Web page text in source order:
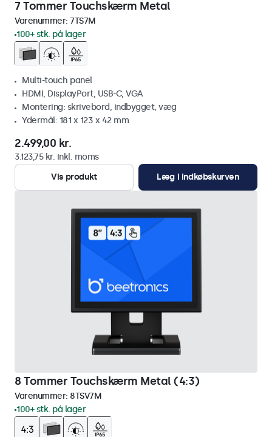
7 Tommer Touchskærm Metal
Varenummer: 7TS7M
100+ stk. på lager
Multi-touch panel
HDMI, DisplayPort, USB-C, VGA
Montering: skrivebord, indbygget, væg
Ydermål: 181 x 123 x 42 mm
2.499,00 kr.
3.123,75 kr. inkl. moms
Vis produkt
Læg i indkøbskurven
8 Tommer Touchskærm Metal (4:3)
Varenummer: 8TSV7M
100+ stk. på lager